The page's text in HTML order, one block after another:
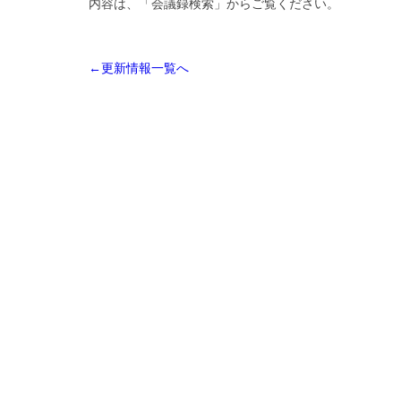
内容は、「会議録検索」からご覧ください。
←更新情報一覧へ